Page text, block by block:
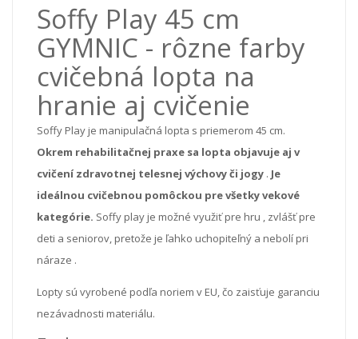
Soffy Play 45 cm
GYMNIC - rôzne farby
cvičebná lopta na
hranie aj cvičenie
Soffy Play je manipulačná lopta s priemerom 45 cm.
Okrem rehabilitačnej praxe sa lopta objavuje aj v
cvičení zdravotnej telesnej výchovy či jogy . Je
ideálnou cvičebnou pomôckou pre všetky vekové
kategórie. Soffy play je možné využiť pre hru , zvlášťpre
deti a seniorov, pretože je ľahko uchopiteľný a nebolí pri
náraze .
Lopty sú vyrobené podľa noriem v EU, čo zaisťuje garanciu
nezávadnosti materiálu.